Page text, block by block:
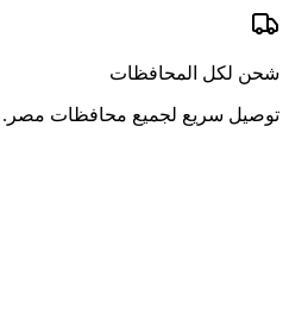
شحن لكل المحافظات
توصيل سريع لجميع محافظات مصر.